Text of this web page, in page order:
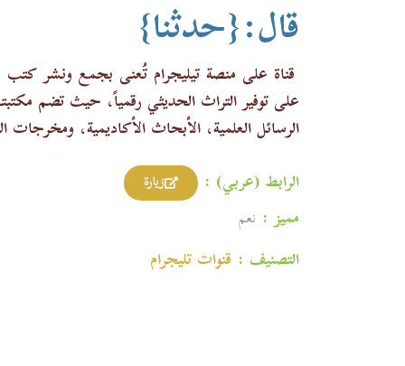
قال:{حدثنا}
قناة على منصة تيليجرام تُعنى بجمع ونشر كتب
الرسائل العلمية، الأبحاث الأكاديمية،
الرابط (عربي) :
زيارة
مميز : نعم
التصنيف : قنوات تليجرام